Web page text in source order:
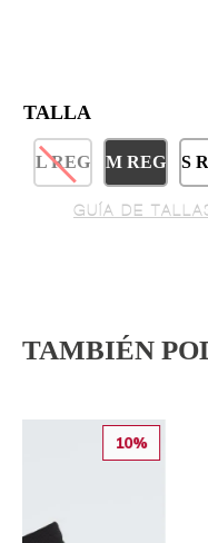
TALLA
L REG M REG S
GUÍA DE
TAMBIÉN
PANTALÓN FD